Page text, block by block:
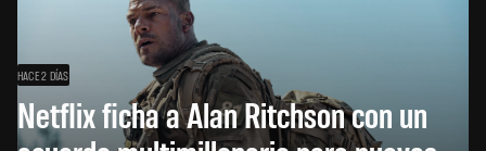
HACE 2 DÍAS
Netflix ficha a Alan Ritchson con un